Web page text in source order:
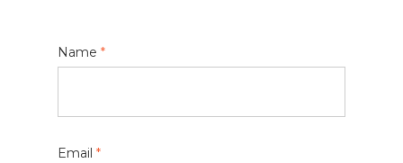
Name *
Email *